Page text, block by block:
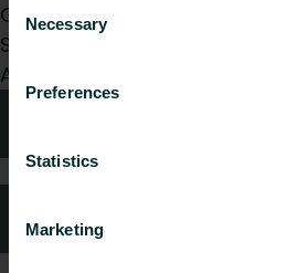
Selection
Necessary
Preferences
Statistics
Marketing
Großhändler oder
Sie eine Wahl und wir
Anliegen.
Häufig gestellte Fragen